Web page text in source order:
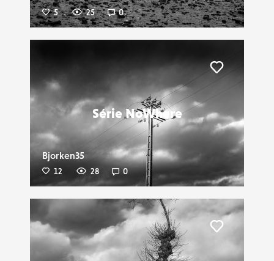
5 25 0
Série NoWhere
Bjorken35
12 28 0